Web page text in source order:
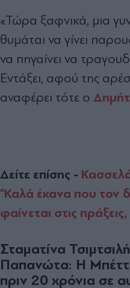
«Τώρα ξαφνικά, μια
θυμάται να γίνει
να πηγαίνει να
Εντάξει, αφού της
αναφέρει τότε ο
Δείτε επίσης -
"Καλά έκανα που τον
φαίνεται στις
Σταματίνα
Παπανώτα: Η
πριν 20 χρόνια σε